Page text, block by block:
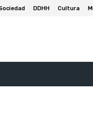
DDHH Cultura